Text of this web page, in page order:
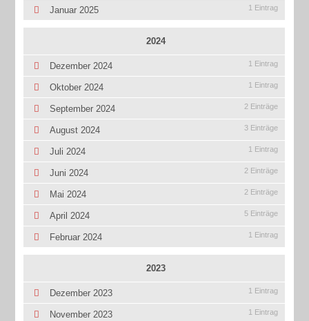
Januar 2025 1 Eintrag
2024
Dezember 2024 1 Eintrag
Oktober 2024 1 Eintrag
September 2024 2 Einträge
August 2024 3 Einträge
Juli 2024 1 Eintrag
Juni 2024 2 Einträge
Mai 2024 2 Einträge
April 2024 5 Einträge
Februar 2024 1 Eintrag
2023
Dezember 2023 1 Eintrag
November 2023 1 Eintrag